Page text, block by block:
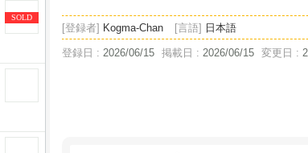
SOLD
[登録者] Kogma-Chan [言語] 日本語
登録日 : 2026/06/15 掲載日 : 2026/06/15 変更日 :